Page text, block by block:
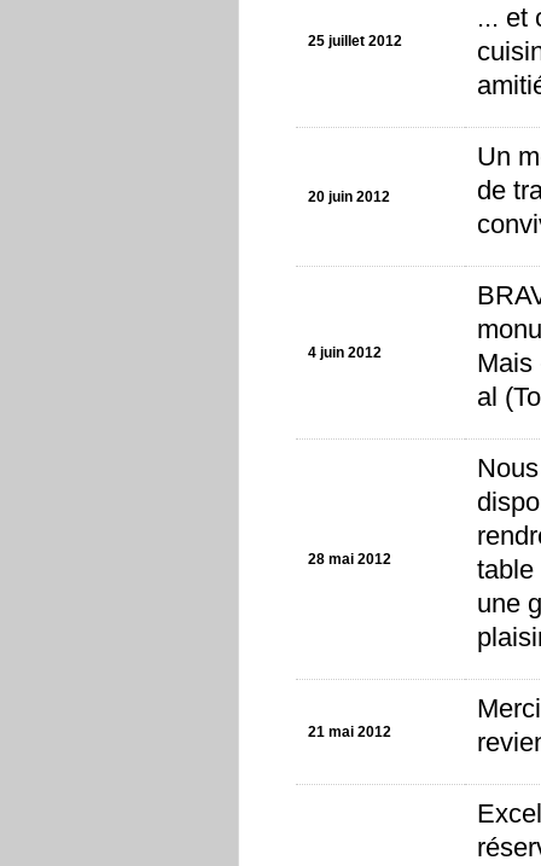
25 juillet 2012
... et
20 juin 2012
Un
de
4 juin 2012
Mais
al
28 mai 2012
table
une
21 mai 2012